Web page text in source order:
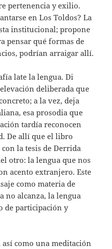
pertenencia y exilio.
en Los Toldos? La
institucional; propone
pensar qué formas de
podrían arraigar allí.
late la lengua. Di
deliberada que
a la vez, deja
esa prosodia que
tardía reconocen
De allí que el libro
la tesis de Derrida
otro: la lengua que nos
acento extranjero. Este
como materia de
no alcanza, la lengua
de participación y
así como una meditación